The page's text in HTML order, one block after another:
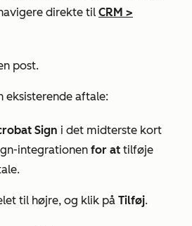
direkte til CRM >
post.
eksisterende aftale:
Sign i det midterste kort
integrationen for at tilføje
til højre, og klik på Tilføj.